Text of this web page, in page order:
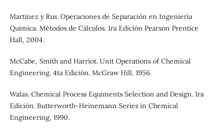
Martinez y Rus. Operaciones de Separación en Ingeniería
Química. Métodos de Cálculos. 1ra Edición Pearson Prentice
Hall, 2004.
McCabe, Smith and Harriot. Unit Operations of Chemical
Engineering. 4ta Edición. McGraw Hill, 1956.
Walas. Chemical Process Equiments Selection and Design. 1ra
Edición. Butterworth-Heinemann Series in Chemical
Engineering, 1990.